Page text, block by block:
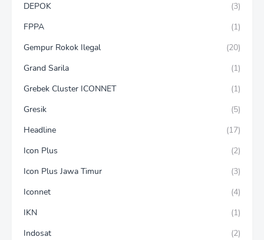
DEPOK
(3)
FPPA
(1)
Gempur Rokok Ilegal
(20)
Grand Sarila
(1)
Grebek Cluster ICONNET
(1)
Gresik
(5)
Headline
(17)
Icon Plus
(2)
Icon Plus Jawa Timur
(3)
Iconnet
(4)
IKN
(1)
Indosat
(2)